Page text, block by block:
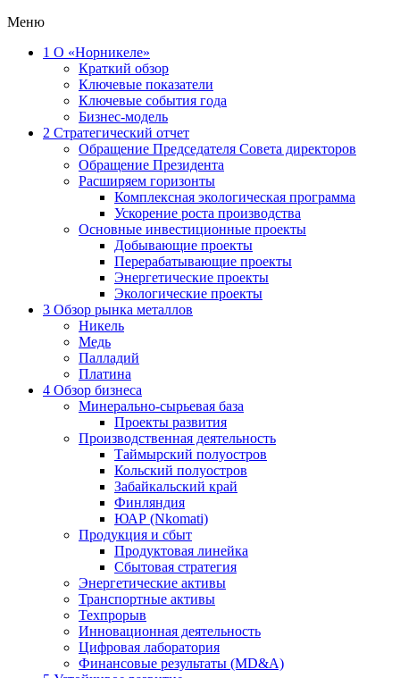
Меню
1 О «Норникеле»
Краткий обзор
Ключевые показатели
Ключевые события года
Бизнес-модель
2 Стратегический отчет
Обращение Председателя Совета директоров
Обращение Президента
Расширяем горизонты
Комплексная экологическая программа
Ускорение роста производства
Основные инвестиционные проекты
Добывающие проекты
Перерабатывающие проекты
Энергетические проекты
Экологические проекты
3 Обзор рынка металлов
Никель
Медь
Палладий
Платина
4 Обзор бизнеса
Минерально-сырьевая база
Проекты развития
Производственная деятельность
Таймырский полуостров
Кольский полуостров
Забайкальский край
Финляндия
ЮАР (Nkomati)
Продукция и сбыт
Продуктовая линейка
Сбытовая стратегия
Энергетические активы
Транспортные активы
Техпрорыв
Инновационная деятельность
Цифровая лаборатория
Финансовые результаты (MD&A)